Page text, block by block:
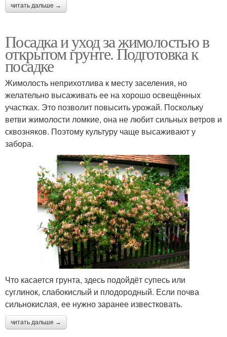
читать дальше →
Посадка и уход за жимолостью в
открытом грунте. Подготовка к
посадке
Жимолость неприхотлива к месту заселения, но
желательно высаживать ее на хорошо освещённых
участках. Это позволит повысить урожай. Поскольку
ветви жимолости ломкие, она не любит сильных ветров и
сквозняков. Поэтому культуру чаще высаживают у
забора.
Что касается грунта, здесь подойдёт супесь или
суглинок, слабокислый и плодородный. Если почва
сильнокислая, ее нужно заранее известковать.
читать дальше →